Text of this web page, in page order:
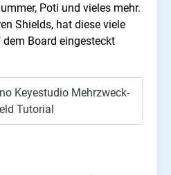
Poti und vieles mehr.
Shields, hat diese viele
Board eingesteckt
Keyestudio Mehrzweck-
Tutorial